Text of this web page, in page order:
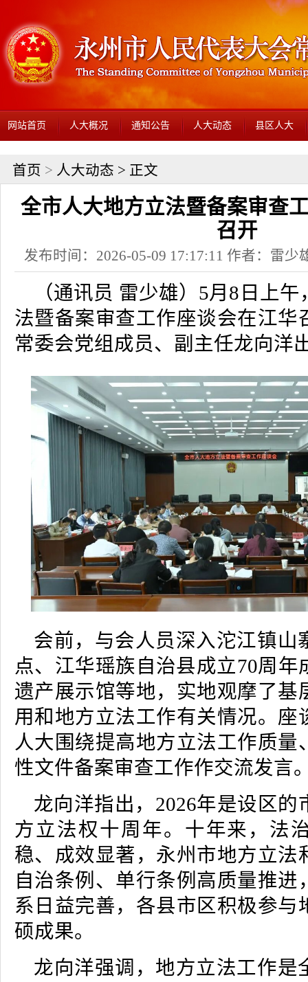
网站首页 人大概况 通知公告 人大动态 县区人大
首页 > 人大动态 > 正文
全市人大地方立法暨备案审查
召开
发布时间：2026-05-09 17:17:11 作者：雷少
（通讯员 雷少雄）5月8日上
法暨备案审查工作座谈会在江华
常委会党组成员、副主任龙向洋
会前，与会人员深入沱江镇山
点、江华瑶族自治县成立70周年
遗产展示馆等地，实地观摩了基
用和地方立法工作有关情况。座
人大围绕提高地方立法工作质量
性文件备案审查工作作交流发言
龙向洋指出，2026年是设区的
方立法权十周年。十年来，法
稳、成效显著，永州市地方立法
自治条例、单行条例高质量推进
系日益完善，各县市区积极参与
硕成果。
龙向洋强调，地方立法工作是